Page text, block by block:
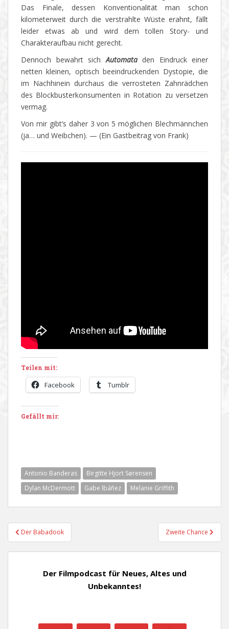
Das Finale, dessen Konventionalität man schon
kilometerweit durch die verstrahlte Wüste erahnt, fällt
leider etwas ab und wird dem tollen Story- und
Charakteraufbau nicht gerecht.
Dennoch bewahrt sichAutomataden Eindruck einer
netten kleinen, optisch beeindruckenden Dystopie, die
im Nachhinein durchaus die verrosteten Zahnrädchen
des Blockbusterkonsumenten in Rotation zu versetzen
vermag.
Von mir gibt’s daher 3 von 5 möglichen Blechmännchen
(ja… und Weibchen). — (Ein Gastbeitrag von Frank)
Teilen mit:
Facebook Tumblr
Gefällt mir:
Antonio Banderas
Birgitte Hjort Sørensen
Dylan McDermott
Gabe Ibáñez Melanie Griffith
Beitragsnavigation
Der Babadook Zweite Chance
Der Filmpodcast für Neues, Altes und
Unbekanntes!